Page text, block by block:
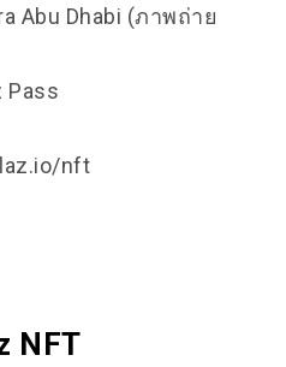
Abu Dhabi (ภาพถ่าย
Pass
nft
NFT